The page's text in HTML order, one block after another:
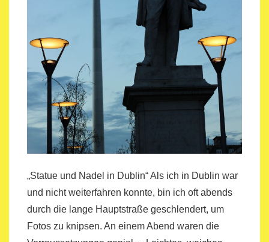
„Statue und Nadel in Dublin“ Als ich in Dublin war
und nicht weiterfahren konnte, bin ich oft abends
durch die lange Hauptstraße geschlendert, um
Fotos zu knipsen. An einem Abend waren die